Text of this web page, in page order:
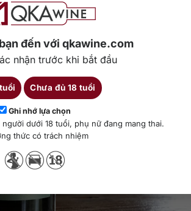
đến với qkawine.com
nhận trước khi bắt đầu
Chưa đủ 18 tuổi
Ghi nhớ lựa chọn
dưới 18 tuổi, phụ nữ đang mang thai.
thức có trách nhiệm